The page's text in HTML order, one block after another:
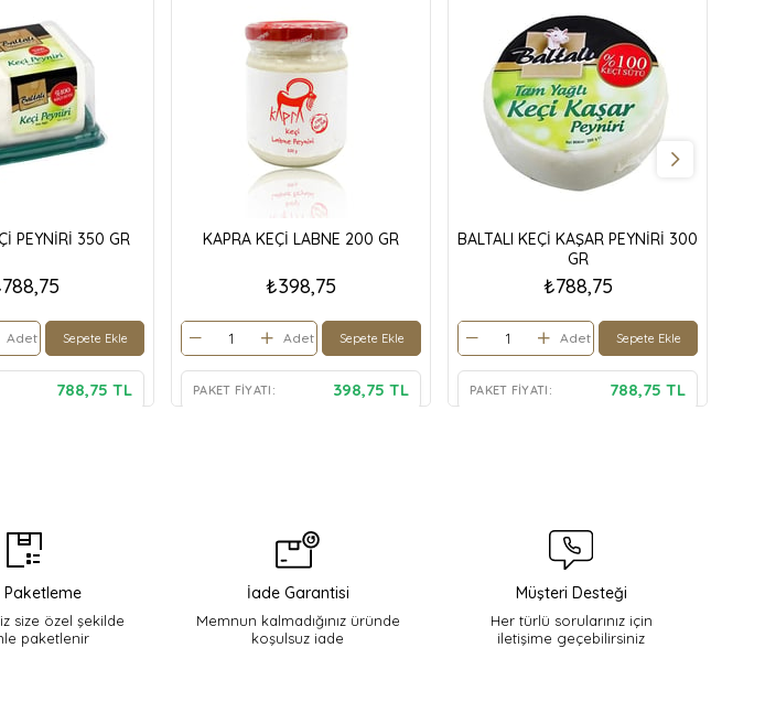
PEYNİRİ 350 GR
Adet Sepete Ekle
788,75 TL
KAPRA KEÇİ LABNE 200 GR
₺398,75
Adet Sepete Ekle
PAKET FIYATI: 398,75 TL
BALTALI KEÇİ KAŞAR PEYNİRİ 300
GR
₺788,75
Adet Sepete Ekle
PAKET FIYATI: 788,75 TL
Paketleme
size özel şekilde
paketlenir
İade Garantisi
Memnun kalmadığınız üründe
koşulsuz iade
Müşteri Desteği
Her türlü sorularınız için
iletişime geçebilirsiniz